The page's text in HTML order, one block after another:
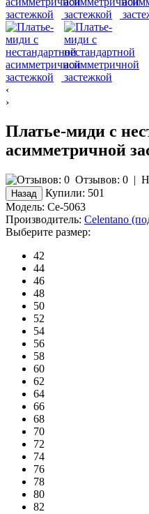
‹
›
Платье-миди с
асимметричной
Отзывов: 0 |
Купили: 501
Модель: Ce-5063
Производитель: Celentano
Выберите размер:
42
44
46
48
50
52
54
56
58
60
62
64
66
68
70
72
74
76
78
80
82